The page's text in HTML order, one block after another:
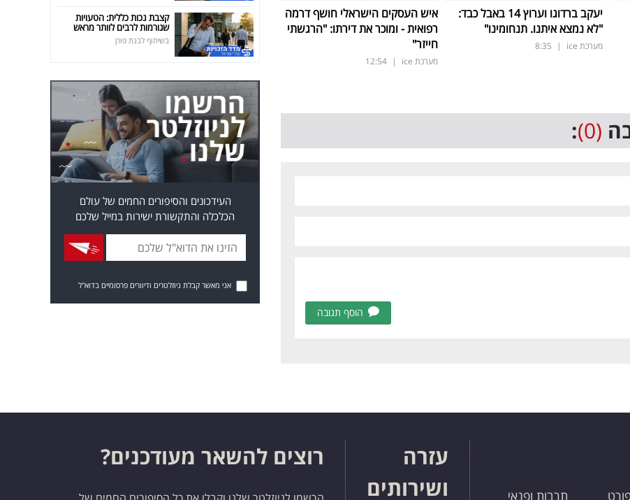
יעקב ברדוגו וערוץ 14 באבל כבד:
"לא נמצא איתנו. תנחומינו"
מערכת ice |
8:35
איש העסקים הישראלי חושף דרמה
רפואית - ומוכר את דירתו: "הרגשתי
חייזר"
מערכת ice |
12:54
(0)
:
הוסף תגובה
קצבת נכות כללית: הטעויות
שגורמות לרבים לוותר מראש
בשיתוף לבנת פורן
העידכונים והסיפורים החמים של עולם
הכלכלה והתקשורת ישירות במייל שלכם
אני מאשר קבלת ניוזלטרים ודיוורים פרסומיים בדוא"ל
תרבות ופנאי
עזרה
ושירותים
רוצים להשאר מעודכנים?